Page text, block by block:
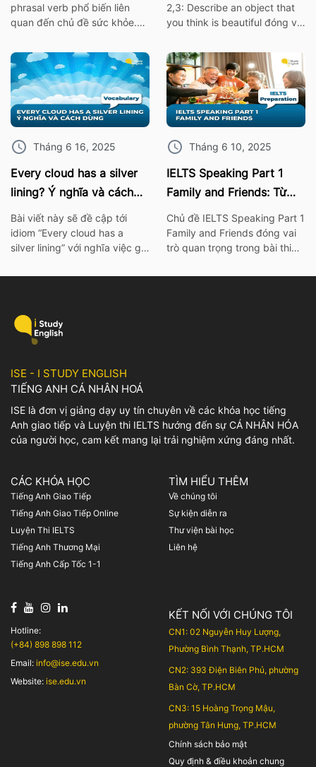
phrasal verb phổ biến liên
quan đến chủ đề sức khỏe.
giúp bạn mở rộng vốn từ
vựng mà còn rất hữu ích khi
áp dụng trong bài thi nói
IELTS Speaking. I. 10 Phrasal
verb chủ đề sức khỏe Burn
out – […]
2,3: Describe an object that
you think is beautiful đóng vai
IELTS. Vì thế hãy cùng ISE tìm
hiểu các từ vựng thông dụng
nhất, cùng với bài mẫu về chủ
đề này nhé! 1. Bài mẫu IELTS
Speaking Part 2: Describe an
object […]
Tháng 6 16, 2025
Every cloud has a silver
lining? Ý nghĩa và cách
dùng chính xác nhất
Bài viết này sẽ đề cập tới
idiom “Every cloud has a
silver lining” với nghĩa việc gì
có thể mà làm điều gì đó. Để
idiom này, mọi người có thể
tham khảo bài viết […]
Tháng 6 10, 2025
IELTS Speaking Part 1
Family and Friends: Từ
vựng kèm bài mẫu chi tiết
Chủ đề IELTS Speaking Part 1
Family and Friends đóng vai
trò quan trọng trong bài thi
hiểu các từ vựng thông dụng
ISE - I STUDY ENGLISH
TIẾNG ANH CÁ NHÂN HOÁ
ISE là đơn vị giảng dạy uy tín chuyên về các khóa học tiếng
Anh giao tiếp và Luyện thi IELTS hướng đến sự CÁ NHÂN HÓA
của người học, cam kết mang lại trải nghiệm xứng đáng nhất.
CÁC KHÓA HỌC
Tiếng Anh Giao Tiếp
Tiếng Anh Giao Tiếp Online
Luyện Thi IELTS
Tiếng Anh Thương Mại
Tiếng Anh Cấp Tốc 1-1
TÌM HIỂU THÊM
Về chúng tôi
Sự kiện diễn ra
Thư viện bài học
Liên hệ
KẾT NỐI VỚI CHÚNG TÔI
CN1: 02 Nguyễn Huy Lượng,
Phường Bình Thạnh, TP.HCM
CN2: 393 Điện Biên Phủ, phường
Bàn Cờ, TP.HCM
CN3: 15 Hoàng Trọng Mậu,
phường Tân Hưng, TP.HCM
Chính sách bảo mật
Quy định & điều khoản chung
Hotline:
(+84) 898 898 112
Email: info@ise.edu.vn
Website: ise.edu.vn